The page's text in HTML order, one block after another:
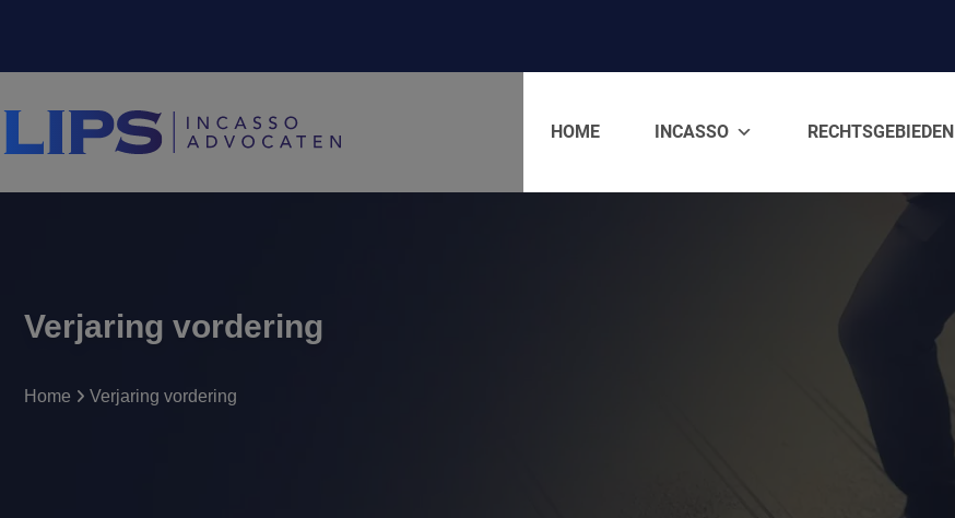
HOME INCASSO RECHTSGEBIEDEN
Verjaring vordering
Home Verjaring vordering